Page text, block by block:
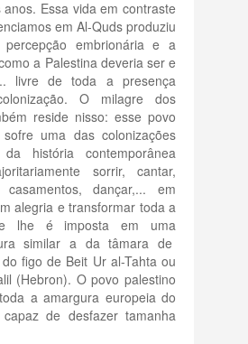
Essa vida em contraste
em Al-Quds produziu
embrionária e a
a Palestina deveria ser e
livre de toda a presença
O milagre dos
reside nisso: esse povo
uma das colonizações
história contemporânea
sorrir, cantar,
dançar,... em
alegria e transformar toda a
lhe é imposta em uma
similar a da tâmara de
figo de Beit Ur al-Tahta ou
(Hebron). O povo palestino
a amargura europeia do
de desfazer tamanha